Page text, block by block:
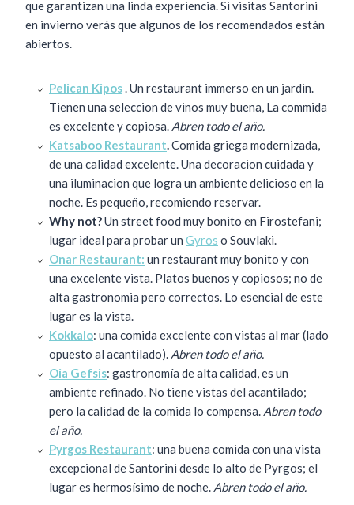
que garantizan una linda experiencia. Si visitas Santorini
en invierno verás que algunos de los recomendados están
abiertos.
Pelican Kipos . Un restaurant immerso en un jardin.
Tienen una seleccion de vinos muy buena, La commida
es excelente y copiosa. Abren todo el año.
Katsaboo Restaurant Comida griega modernizada,
de una calidad excelente. Una decoracion cuidada y
una iluminacion que logra un ambiente delicioso en la
noche. Es pequeño, recomiendo reservar.
Why not?Un street food muy bonito en Firostefani;
lugar ideal para probar un Gyros o Souvlaki.
Onar Restaurant: un restaurant muy bonito y con
una excelente vista. Platos buenos y copiosos; no de
alta gastronomia pero correctos. Lo esencial de este
lugar es la vista.
Kokkalo: una comida excelente con vistas al mar (lado
opuesto al acantilado). Abren todo el año.
Oia Gefsis: gastronomía de alta calidad, es un
ambiente refinado. No tiene vistas del acantilado;
pero la calidad de la comida lo compensa. Abren todo
el año.
Pyrgos Restaurant: una buena comida con una vista
excepcional de Santorini desde lo alto de Pyrgos; el
lugar es hermosísimo de noche. Abren todo el año.